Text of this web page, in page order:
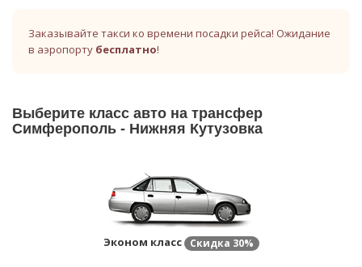
Заказывайте такси ко времени посадки рейса! Ожидание
в аэропорту бесплатно!
Выберите класс авто на трансфер
Симферополь - Нижняя Кутузовка
Эконом класс Скидка 30%